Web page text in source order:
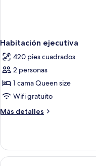
Habitación ejecutiva
420 pies cuadrados
2 personas
1 cama Queen size
Wifi gratuito
Más detalles
Más
ejecutiva